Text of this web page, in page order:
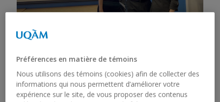
CONFÉRENCE DE
RICHARD HASTINGS
SUR LE SOUTIEN
COMPORTEMENTAL
Préférences en matière de témoins
Nous utilisons des témoins (cookies) afin de collecter des
informations qui nous permettent d’améliorer votre
expérience sur le site, de vous proposer des contenus